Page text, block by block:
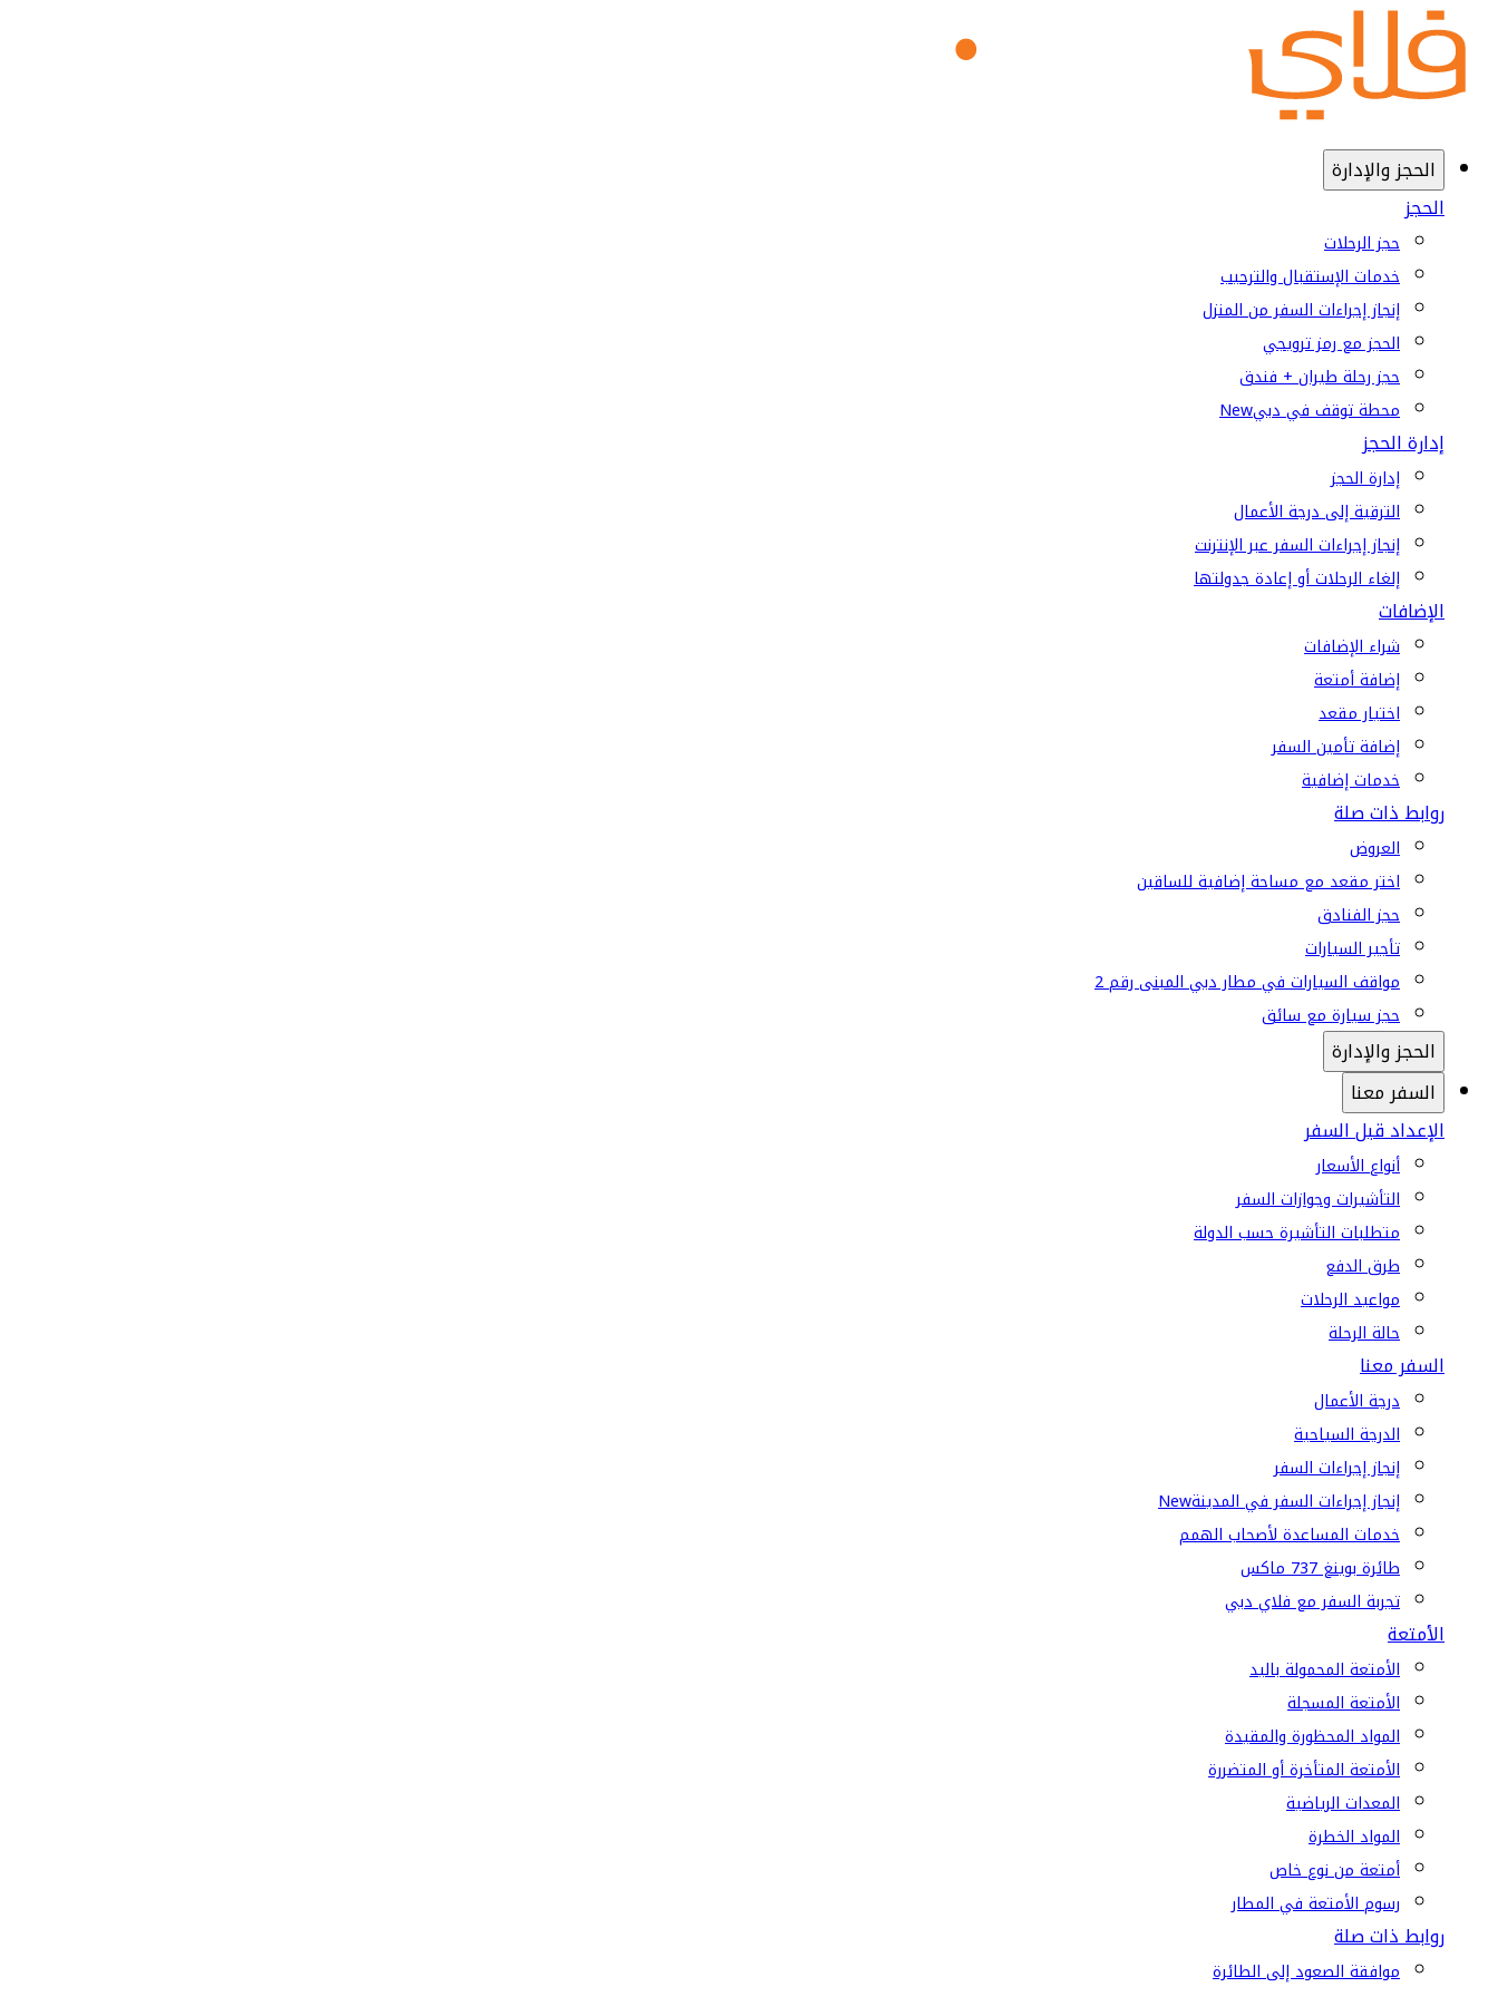
الحجز والإدارة
الحجز
حجز الرحلات
خدمات الإستقبال والترحيب
إنجاز إجراءات السفر من المنزل
الحجز مع رمز ترويجي
حجز رحلة طيران + فندق
محطة توقف في دبيNew
إدارة الحجز
إدارة الحجز
الترقية إلى درجة الأعمال
إنجاز إجراءات السفر عبر الإنترنت
إلغاء الرحلات أو إعادة جدولتها
الإضافات
شراء الإضافات
إضافة أمتعة
اختيار مقعد
إضافة تأمين السفر
خدمات إضافية
روابط ذات صلة
العروض
اختر مقعد مع مساحة إضافية للساقين
حجز الفنادق
تأجير السيارات
مواقف السيارات في مطار دبي المبنى رقم 2
حجز سيارة مع سائق
الحجز والإدارة
السفر معنا
الإعداد قبل السفر
أنواع الأسعار
التأشيرات وجوازات السفر
متطلبات التأشيرة حسب الدولة
طرق الدفع
مواعيد الرحلات
حالة الرحلة
السفر معنا
درجة الأعمال
الدرجة السياحية
إنجاز إجراءات السفر
إنجاز إجراءات السفر في المدينةNew
خدمات المساعدة لأصحاب الهمم
طائرة بوينغ 737 ماكس
تجربة السفر مع فلاي دبي
الأمتعة
الأمتعة المحمولة باليد
الأمتعة المسجلة
المواد المحظورة والمقيدة
الأمتعة المتأخرة أو المتضررة
المعدات الرياضية
المواد الخطرة
أمتعة من نوع خاص
رسوم الأمتعة في المطار
روابط ذات صلة
موافقة الصعود إلى الطائرة